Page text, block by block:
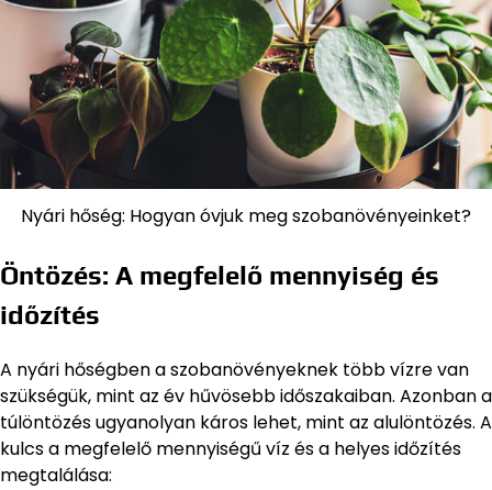
Nyári hőség: Hogyan óvjuk meg szobanövényeinket?
Öntözés: A megfelelő mennyiség és
időzítés
A nyári hőségben a szobanövényeknek több vízre van
szükségük, mint az év hűvösebb időszakaiban. Azonban a
túlöntözés ugyanolyan káros lehet, mint az alulöntözés. A
kulcs a megfelelő mennyiségű víz és a helyes időzítés
megtalálása: